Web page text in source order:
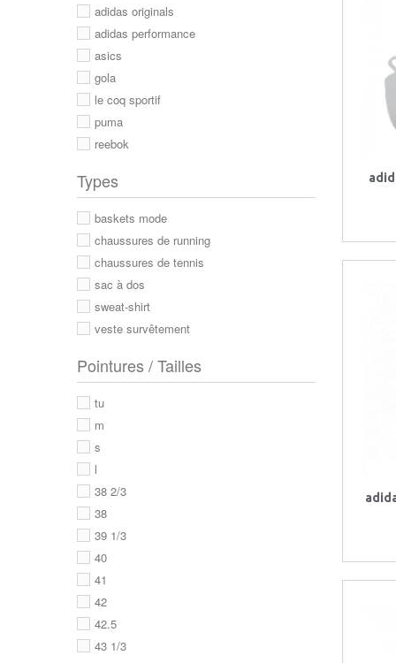
adidas originals
adidas performance
asics
gola
le coq sportif
puma
reebok
Types
baskets mode
chaussures de running
chaussures de tennis
sac à dos
sweat-shirt
veste survêtement
Pointures / Tailles
tu
m
s
l
38 2/3
38
39 1/3
40
41
42
42.5
43 1/3